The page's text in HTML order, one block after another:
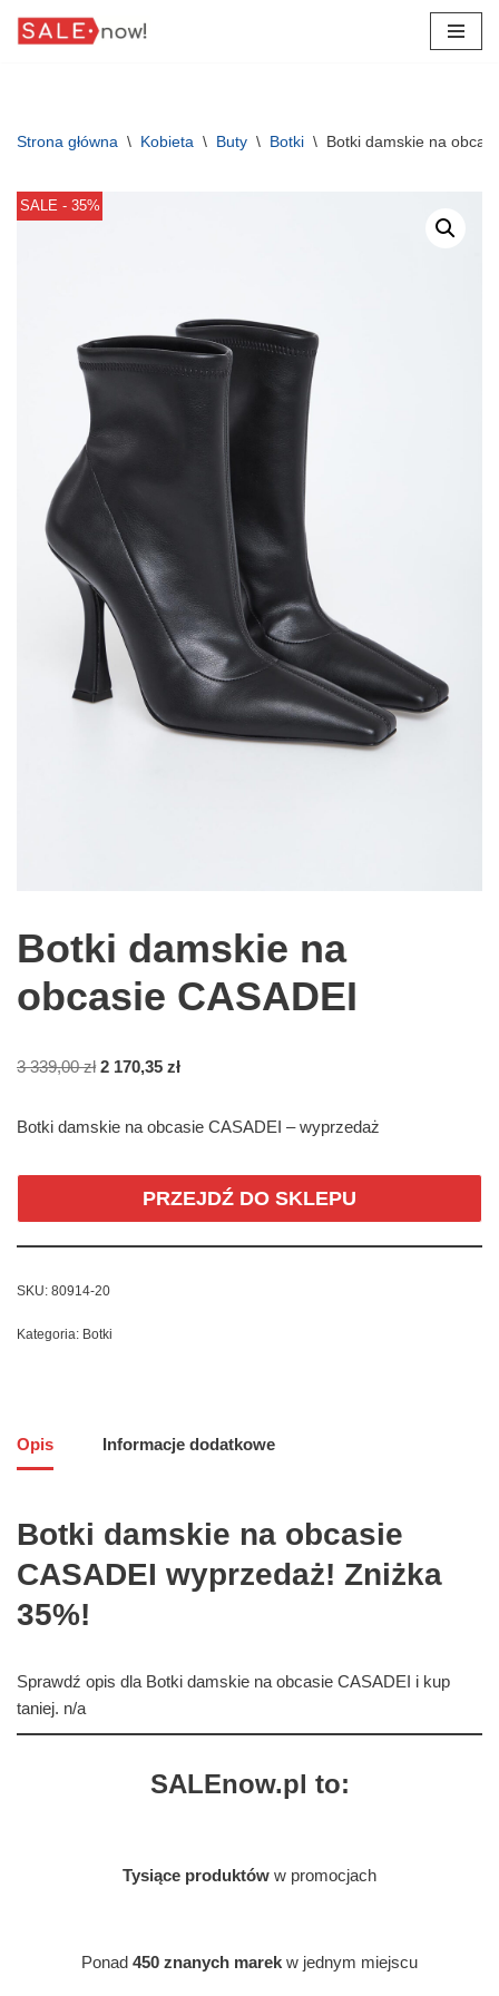
Strona główna \ Kobieta \ Buty \ Botki \ Botki damskie na
SALE - 35%
Botki damskie na
obcasie CASADEI
3 339,00zł 2 170,35 zł
Botki damskie na obcasie CASADEI – wyprzedaż
PRZEJDŹ DO SKLEPU
SKU: 80914-20
Kategoria: Botki
Opis Informacje dodatkowe
Botki damskie na obcasie
CASADEI wyprzedaż! Zniżka
35%!
Sprawdź opis dla Botki damskie na obcasie CASADEI i kup
taniej. n/a
SALEnow.pl to:
Tysiące produktów w promocjach
Ponad 450 znanych marek w jednym miejscu